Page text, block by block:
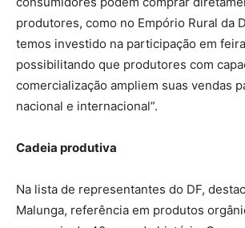
produtores, como no Empório Rural da
temos investido na participação em
possibilitando que produtores com
comercialização ampliem suas vendas
nacional e internacional”.
Cadeia produtiva
Na lista de representantes do DF,
Malunga, referência em produtos